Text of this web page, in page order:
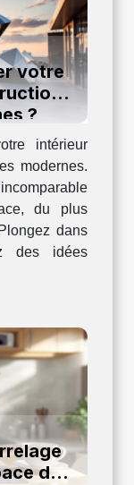
votre
?
intérieur
modernes.
du plus
dans
des idées
de